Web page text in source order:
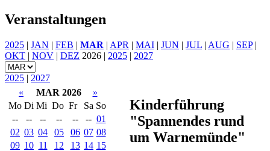
Veranstaltungen
2025 | JAN | FEB | MAR | APR | MAI | JUN | JUL | AUG | SEP|
OKT | NOV | DEZ 2026 | 2025 | 2027
2025 | 2027
«
MAR 2026
»
Mo Di Mi Do Fr Sa So
--
-- -- -- -- -- 01
02 03 04 05 06 07 08
09 10 11 12 13 14 15
Kinderführung
"Spannendes rund
um Warnemünde"